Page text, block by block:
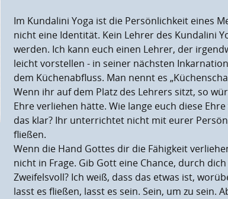
Im Kundalini Yoga ist die Persönlichkeit eines
nicht eine Identität. Kein Lehrer des Kundalini
werden. Ich kann euch einen Lehrer, der
leicht vorstellen - in seiner nächsten
dem Küchenabfluss. Man nennt es
Wenn ihr auf dem Platz des Lehrers sitzt, so
Ehre verliehen hätte. Wie lange euch diese
das klar? Ihr unterrichtet nicht mit eurer
fließen.
Wenn die Hand Gottes dir die Fähigkeit
nicht in Frage. Gib Gott eine Chance, durch
Zweifelsvoll? Ich weiß, dass das etwas ist,
lasst es fließen, lasst es sein. Sein, um zu